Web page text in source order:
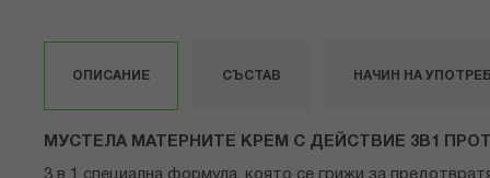
ОПИСАНИЕ
МУСТЕЛА МАТЕРНИТЕ КРЕМ С ДЕЙСТВИЕ 3В1
СЪСТАВ НАЧИН НА